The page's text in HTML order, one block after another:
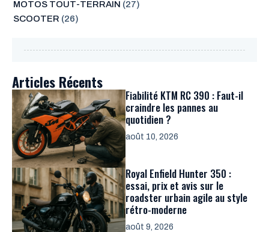
MOTOS TOUT-TERRAIN (27)
SCOOTER (26)
Articles Récents
Fiabilité KTM RC 390 : Faut-il
craindre les pannes au
quotidien ?
août 10, 2026
Royal Enfield Hunter 350 :
essai, prix et avis sur le
roadster urbain agile au style
rétro-moderne
août 9, 2026